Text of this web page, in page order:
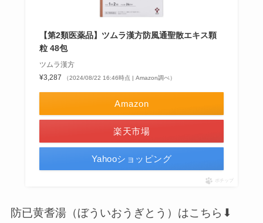
【第2類医薬品】ツムラ漢方防風通聖散エキス顆
粒 48包
ツムラ漢方
¥3,287
（2024/08/22 16:46時点 | Amazon調べ）
Amazon
楽天市場
Yahooショッピング
ポチップ
防已黄耆湯（ぼういおうぎとう）はこちら⬇︎